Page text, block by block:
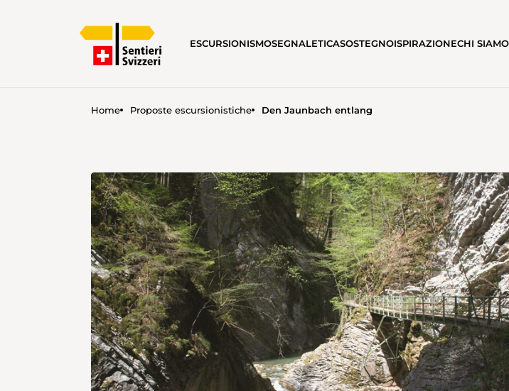
ESCURSIONISMOSEGNALETICASOSTEGNOISPIRAZIONECHI SIAMO
Home Proposte escursionistiche Den Jaunbach entlang